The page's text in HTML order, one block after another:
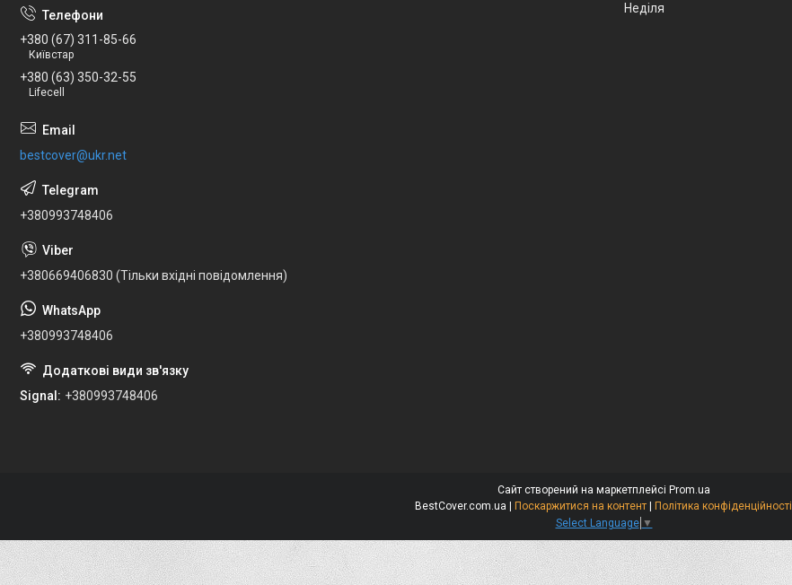
+380 (67) 311-85-66
Київстар
+380 (63) 350-32-55
Lifecell
bestcover@ukr.net
+380993748406
+380669406830 (Тільки вхідні повідомлення)
+380993748406
Signal +380993748406
Неділя
Сайт створений на маркетплейсі Prom.ua
Поскаржитися на контент
Політика конфіденційності
Select Language ▼